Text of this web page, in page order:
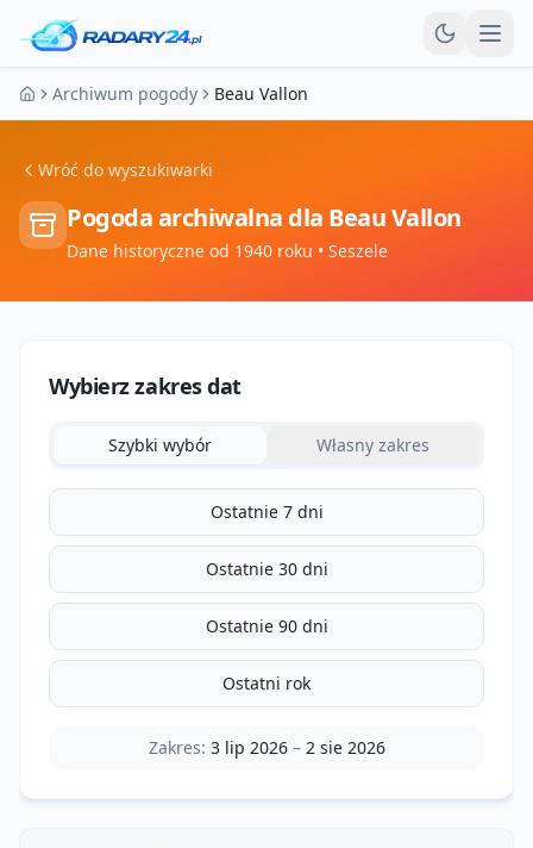
Strona główna
Archiwum pogody Beau Vallon
Wróć do wyszukiwarki
Pogoda archiwalna dla Beau Vallon
Dane historyczne od 1940 roku • Seszele
Wybierz zakres dat
Szybki wybór Własny zakres
Ostatnie 7 dni
Ostatnie 30 dni
Ostatnie 90 dni
Ostatni rok
Zakres: 3 lip 2026– 2 sie 2026